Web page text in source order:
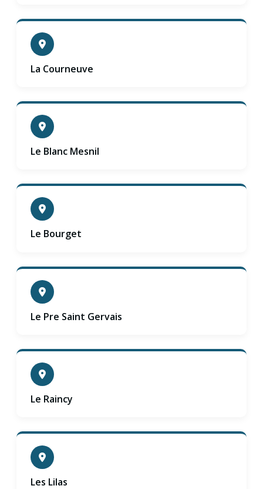
La Courneuve
Le Blanc Mesnil
Le Bourget
Le Pre Saint Gervais
Le Raincy
Les Lilas